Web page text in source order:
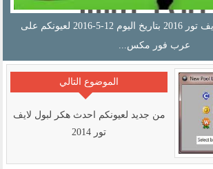
احدث هاكات بول لايف تور 2016 بتاريخ اليوم 12-5-2016 لعيونكم على
عرب فور مكس...
الموضوع التالي
من جديد لعيونكم احدث هكر لبول لايف
تور 2014